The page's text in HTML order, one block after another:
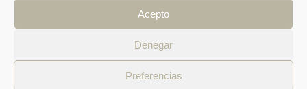
Acepto
Denegar
Preferencias
TEGOR Group
Política de cookies
PROFESIONAL